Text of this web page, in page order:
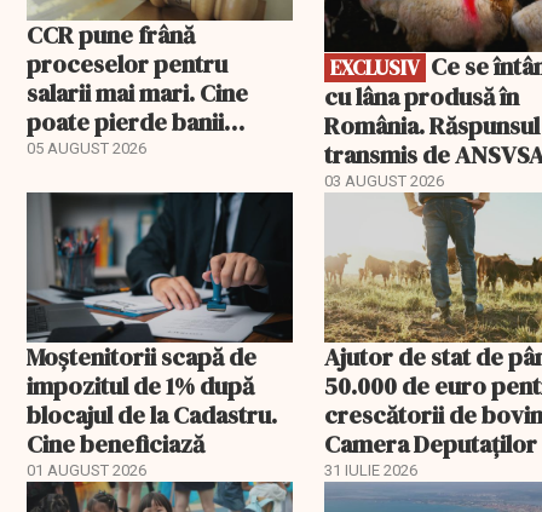
CCR pune frână
proceselor pentru
salarii mai mari. Cine
poate pierde banii
ceruți statului
05 AUGUST 2026
EXCLUSIV
cu lâna produsă în
România. Răspunsul
transmis de
03 AUGUST 2026
Moștenitorii scapă de
impozitul de 1% după
blocajul de la Cadastru.
Cine beneficiază
01 AUGUST 2026
Ajutor de stat de
50.000 de euro
crescătorii de
Camera Deputaților
aprobat schema
31 IULIE 2026